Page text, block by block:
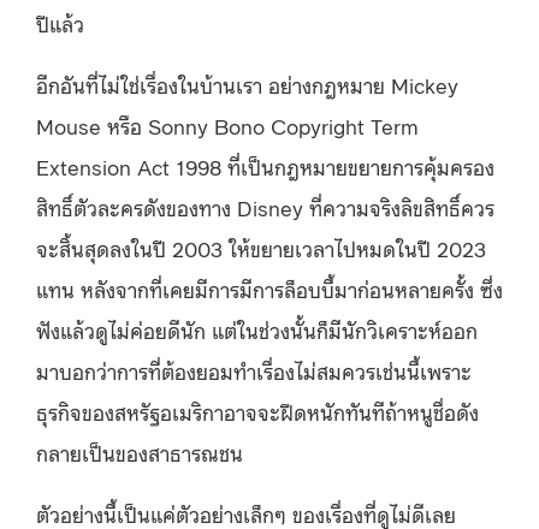
ปีแล้ว
อีกอันที่ไม่ใช่เรื่องในบ้านเรา อย่างกฎหมาย Mickey
Mouse หรือ Sonny Bono Copyright Term
Extension Act 1998 ที่เป็นกฎหมายขยายการคุ้มครอง
สิทธิ์ตัวละครดังของทาง Disney ที่ความจริงลิขสิทธิ์ควร
จะสิ้นสุดลงในปี 2003 ให้ขยายเวลาไปหมดในปี 2023
แทน หลังจากที่เคยมีการมีการล็อบบี้มาก่อนหลายครั้ง ซึ่ง
ฟังแล้วดูไม่ค่อยดีนัก แต่ในช่วงนั้นก็มีนักวิเคราะห์ออก
มาบอกว่าการที่ต้องยอมทำเรื่องไม่สมควรเช่นนี้เพราะ
ธุรกิจของสหรัฐอเมริกาอาจจะฝืดหนักทันทีถ้าหนูชื่อดัง
กลายเป็นของสาธารณชน
ตัวอย่างนี้เป็นแค่ตัวอย่างเล็กๆ ของเรื่องที่ดูไม่ดีเลย